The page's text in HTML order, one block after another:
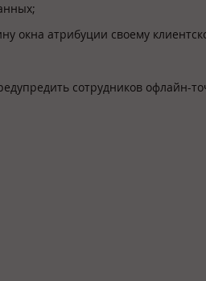
окна атрибуции своему
сотрудников офлайн-